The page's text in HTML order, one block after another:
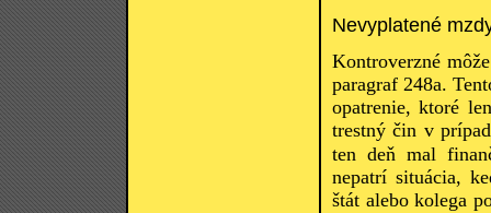
Nevyplatené
Kontroverzné
paragraf 248a.
opatrenie, ktoré
trestný čin v
ten deň mal
nepatrí situácia,
štát alebo kolega